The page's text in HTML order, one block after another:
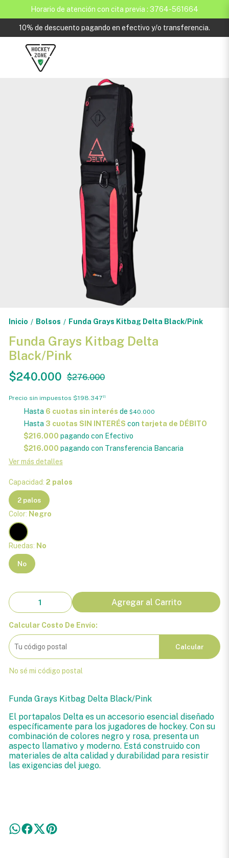
Horario de atención con cita previa : 3764-561664
10% de descuento pagando en efectivo y/o transferencia.
Inicio / Bolsos / Funda Grays Kitbag Delta Black/Pink
Funda Grays Kitbag Delta
Black/Pink
$240.000 $276.000
Precio sin impuestos $198.34711
Hasta 6 cuotas sin interés de $40.000
Hasta 3 cuotas SIN INTERÉS con tarjeta de DÉBITO
$216.000 pagando con Efectivo
$216.000 pagando con Transferencia Bancaria
Ver más detalles
Capacidad: 2 palos
2 palos
Color: Negro
Ruedas: No
No
Agregar al Carrito
Calcular Costo De Envío:
Calcular
No sé mi código postal
Funda Grays Kitbag Delta Black/Pink
El portapalos Delta es un accesorio esencial diseñado
específicamente para los jugadores de hockey. Con su
combinación de colores negro y rosa, presenta un
aspecto llamativo y moderno. Está construido con
materiales de alta calidad y durabilidad para resistir
las exigencias del juego.